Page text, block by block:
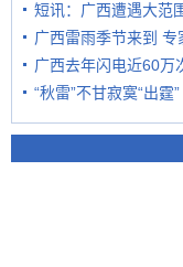
短讯：广西遭遇大范
广西雷雨季节来到
广西去年闪电近60万
“秋雷”不甘寂寞“出霆